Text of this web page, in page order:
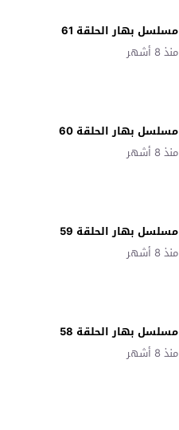
مسلسل بهار الحلقة 61
منذ 8 أشهر
مسلسل بهار الحلقة 60
منذ 8 أشهر
مسلسل بهار الحلقة 59
منذ 8 أشهر
مسلسل بهار الحلقة 58
منذ 8 أشهر